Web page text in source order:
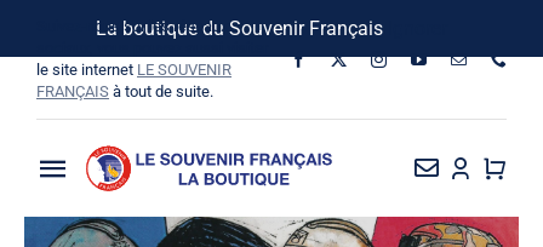
La boutique du Souvenir Français
contenu
Suivez-nous sur les réseaux
le site internet LE SOUVENIR
FRANÇAIS à tout de suite.
Toggle
Navigation